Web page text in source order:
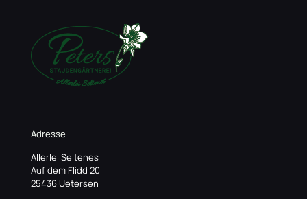
Adresse
Allerlei Seltenes
Auf dem Flidd 20
25436 Uetersen